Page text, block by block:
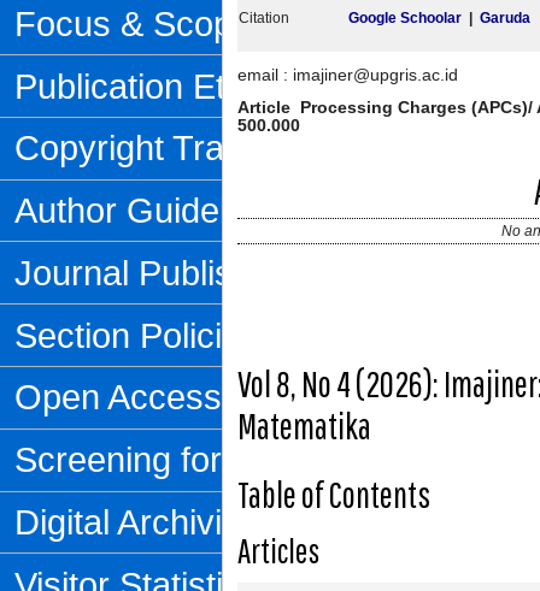
Focus & Scope
Publication Ethics
Copyright Transfer Form
Author Guidelines
Journal Publishing Fee
Section Policies
Open Access Policy
Screening for Plagiarism
Digital Archiving
Citation Google Schoolar Garuda
email : imajiner@upgris.ac.id
Article Processing Charges
500.000
No
Vol 8, No 4 (2026):
Matematika
Table of Contents
Articles